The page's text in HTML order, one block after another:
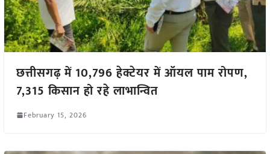
छत्तीसगढ़ में 10,796 हेक्टेयर में ऑयल पाम रोपण,
7,315 किसान हो रहे लाभान्वित
February 15, 2026